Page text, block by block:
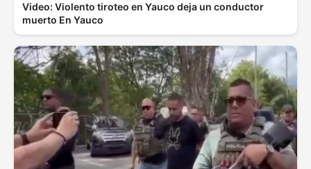
Video: Violento tiroteo en Yauco deja un conductor
muerto En Yauco